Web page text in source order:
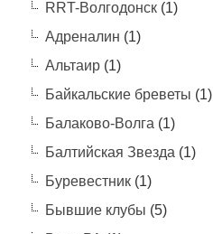
RRT-Волгодонск(1)
Адреналин (1)
Альтаир(1)
Байкальские бреветы (1)
Балаково-Волга (1)
Балтийская Звезда (1)
Буревестник(1)
Бывшие клубы (5)